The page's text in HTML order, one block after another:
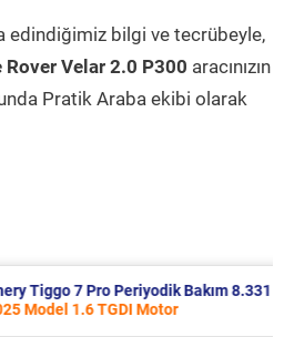
edindiğimiz bilgi ve tecrübeyle,
Velar 2.0 P300 aracınızın
Pratik Araba ekibi olarak
Pro Periyodik Bakım 8.331 TL
TGDI Motor